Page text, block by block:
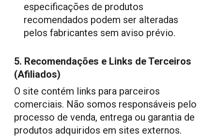
especificações de produtos
recomendados podem ser alteradas
pelos fabricantes sem aviso prévio.
5. Recomendações e Links de Terceiros
(Afiliados)
O site contém links para parceiros
comerciais. Não somos responsáveis pelo
processo de venda, entrega ou garantia de
produtos adquiridos em sites externos.